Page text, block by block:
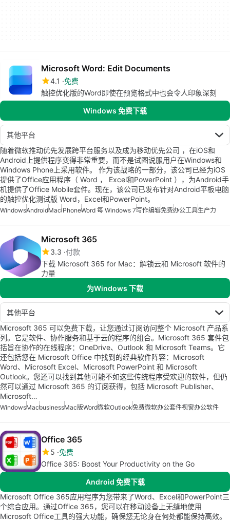
Microsoft Word: Edit Documents
4.1 免费
触控优化版的Word即使在预览格式中也会令人印象深刻
Windows 免费下载
其他平台
随着微软推动优先发展跨平台服务以及成为移动优先公司 ，在iOS和
Android上提供程序变得非常重要，而不是试图说服用户在Windows和
Windows Phone上采用软件。 作为该战略的一部分，该公司已经为iOS
提供了Office应用程序（ Word ， Excel和PowerPoint ），为Android手
机提供了Office Mobile套件。现在，该公司已发布针对Android平板电脑
的触控优化测试版 Word，Excel和PowerPoint。
WindowsAndroidMaciPhoneWord 每 Windows 7写作编辑免费办公工具生产力
Microsoft 365
3.3 付款
下载 Microsoft 365 for Mac：解锁云和 Microsoft 软件的
力量
为Windows 下载
其他平台
Microsoft 365 可以免费下载，让您通过订阅访问整个 Microsoft 产品系
列。它是软件、协作服务和基于云的程序的组合。Microsoft 365 套件包
括旨在协作的在线程序：OneDrive、Outlook 和 Microsoft Teams。它
还包括您在 Microsoft Office 中找到的经典软件阵容：Microsoft
Word、Microsoft Excel、Microsoft PowerPoint 和 Microsoft
Outlook。您还可以找到其他可能不如这些传统程序受欢迎的软件，但仍
然可以通过 Microsoft 365 的订阅获得，包括 Microsoft Publisher、
Microsoft…
WindowsMacbusinessMac版Word微软Outlook免费微软办公套件视窗办公软件
Office 365
5 免费
Office 365: Boost Your Productivity on the Go
Android 免费下载
Microsoft Office 365应用程序为您带来了Word、Excel和PowerPoint三
个综合应用。通过Office 365，您可以在移动设备上无缝地使用
Microsoft Office工具的强大功能，确保您无论身在何处都能保持高效。